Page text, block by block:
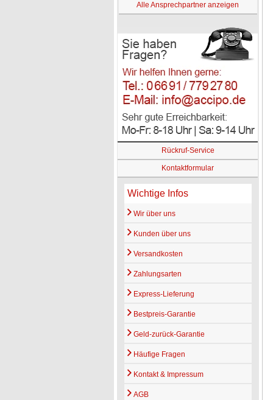
Alle Ansprechpartner anzeigen
Rückruf-Service
Kontaktformular
Wichtige Infos
Wir über uns
Kunden über uns
Versandkosten
Zahlungsarten
Express-Lieferung
Bestpreis-Garantie
Geld-zurück-Garantie
Häufige Fragen
Kontakt & Impressum
AGB